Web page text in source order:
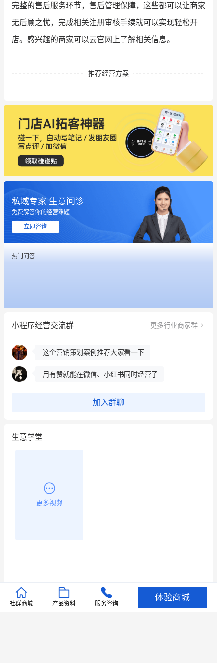
完整的售后服务环节，售后管理保障，这些都可以让商家
无后顾之忧，完成相关注册审核手续就可以实现轻松开
店。感兴趣的商家可以去官网上了解相关信息。
推荐经营方案
私域专家 生意问诊
免费解答你的经营难题
立即咨询
热门问答
小程序经营交流群 更多行业商家群
这个营销策划案例推荐大家看一下
昨晚的直播课程太好啦❤️
冰墩墩货源充足需要的联系我
这个营销策划案例推荐大家看一下
用有赞就能在微信、小红书同时经营了
加入群聊
生意学堂
更多视频
推荐文章
社群商城 产品资料 服务咨询
体验商城